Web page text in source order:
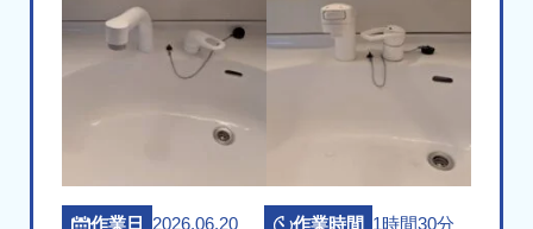
作業日 2026.06.20 作業時間 1時間30分